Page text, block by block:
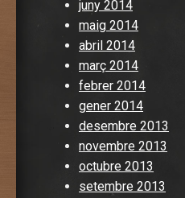
juny 2014
maig 2014
abril 2014
març 2014
febrer 2014
gener 2014
desembre 2013
novembre 2013
octubre 2013
setembre 2013